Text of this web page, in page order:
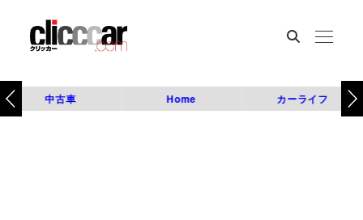
中古車 Home カーライフ